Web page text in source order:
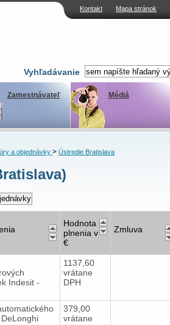
Kontakt Mapa stránok
Vyhľadávanie
Zamestnávateľ Médiá
a objednávky > Ústredie Bratislava
Hodnota
plnenia v
€
Zmluva
Indesit -
1137,60
vrátane
DPH
379,00
vrátane